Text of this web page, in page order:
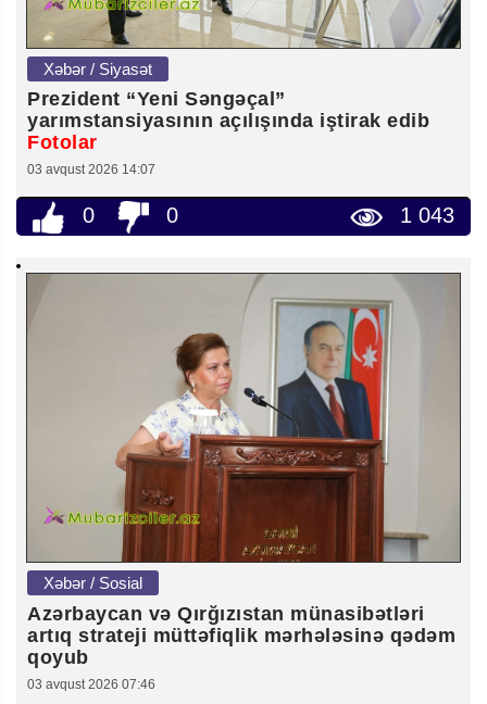
Xəbər / Siyasət
Prezident “Yeni Səngəçal”
yarımstansiyasının açılışında iştirak edib
Fotolar
03 avqust 2026 14:07
0 0 1 043
Xəbər / Sosial
Azərbaycan və Qırğızıstan münasibətləri
artıq strateji müttəfiqlik mərhələsinə qədəm
qoyub
03 avqust 2026 07:46